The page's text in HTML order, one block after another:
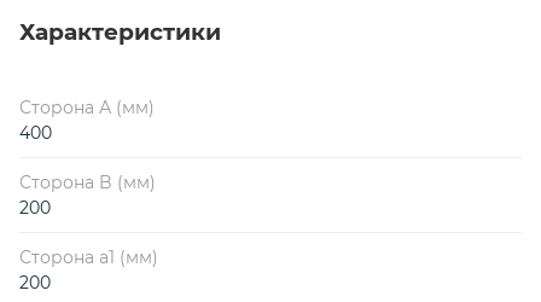
Характеристики
Сторона А (мм)
400
Сторона B (мм)
200
Сторона a1 (мм)
200